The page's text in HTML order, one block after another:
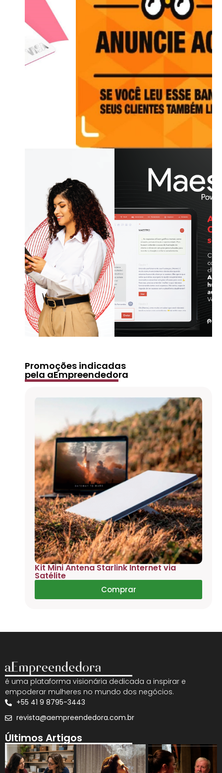
Promoções indicadas
pela aEmpreendedora
Kit Mini Antena Starlink Internet via
Satélite
Comprar
é uma plataforma visionária dedicada a inspirar e
empoderar mulheres no mundo dos negócios.
+55 41 9 8795-3443
revista@aempreendedora.com.br
Últimos Artigos